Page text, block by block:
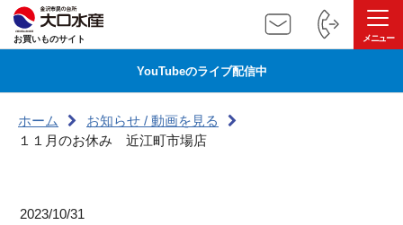
お買いものサイト
YouTubeのライブ配信中
ホーム
お知らせ / 動画を見る
１１月のお休み 近江町市場店
2023/10/31